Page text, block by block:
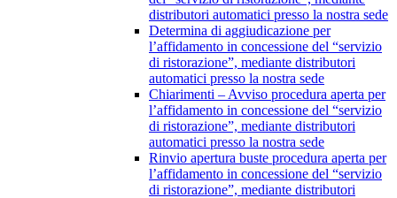
distributori automatici presso la nostra sede
Determina di aggiudicazione per
l’affidamento in concessione del “servizio
di ristorazione”, mediante distributori
automatici presso la nostra sede
Chiarimenti – Avviso procedura aperta per
l’affidamento in concessione del “servizio
di ristorazione”, mediante distributori
automatici presso la nostra sede
Rinvio apertura buste procedura aperta per
l’affidamento in concessione del “servizio
di ristorazione”, mediante distributori